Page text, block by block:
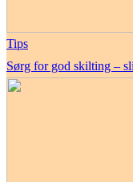
Tips
Sørg for god skilting –